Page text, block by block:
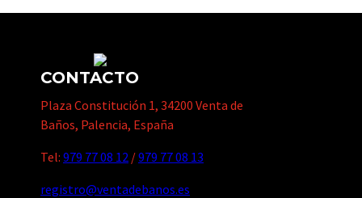
CONTACTO
Plaza Constitución 1, 34200 Venta de
Baños, Palencia, España
Tel: 979 77 08 12 /979 77 08 13
registro@ventadebanos.es